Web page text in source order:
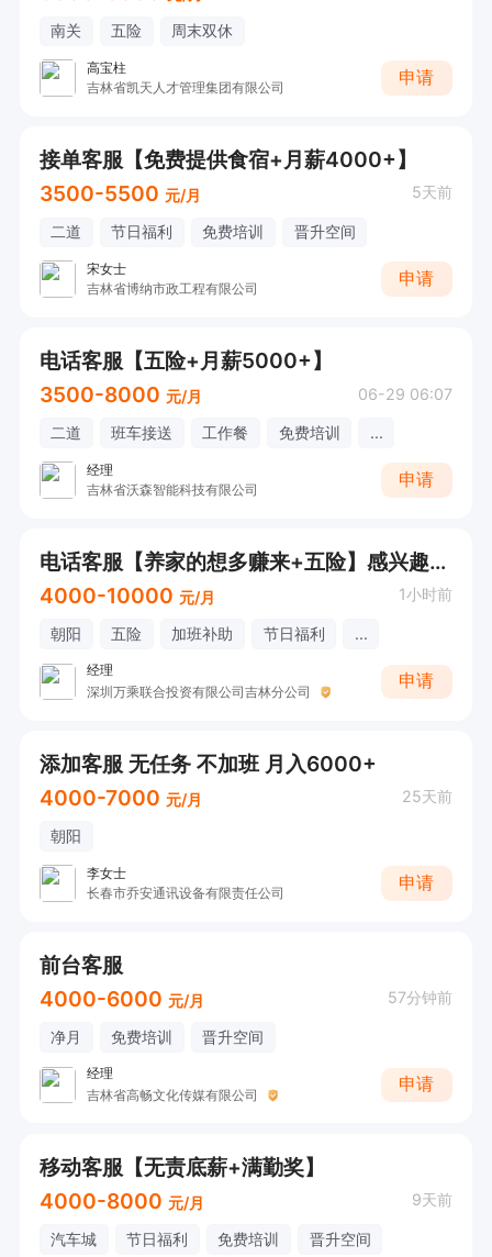
南关 五险 周末双休
高宝柱
吉林省凯天人才管理集团有限公司
申请
接单客服【免费提供食宿+月薪4000+】
3500-5500 元/月 5天前
二道 节日福利 免费培训 晋升空间
宋女士
吉林省博纳市政工程有限公司
申请
电话客服【五险+月薪5000+】
3500-8000 元/月 06-29 06:07
二道 班车接送 工作餐 免费培训 ...
经理
吉林省沃森智能科技有限公司
申请
电话客服【养家的想多赚来+五险】感兴趣可以直接电话联系
4000-10000 元/月 1小时前
朝阳 五险 加班补助 节日福利 ...
经理
深圳万乘联合投资有限公司吉林分公司
申请
添加客服 无任务 不加班 月入6000+
4000-7000 元/月 25天前
朝阳
李女士
长春市乔安通讯设备有限责任公司
申请
前台客服
4000-6000 元/月 57分钟前
净月 免费培训 晋升空间
经理
吉林省高畅文化传媒有限公司
申请
移动客服【无责底薪+满勤奖】
4000-8000 元/月 9天前
汽车城 节日福利 免费培训 晋升空间